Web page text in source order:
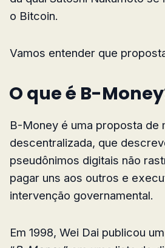
o Bitcoin.
Vamos entender que
O que é B-
B-Money é uma proposta de
descentralizada, que
pseudônimos digitais não
pagar uns aos outros e
intervenção governamental.
Em 1998, Wei Dai publicou